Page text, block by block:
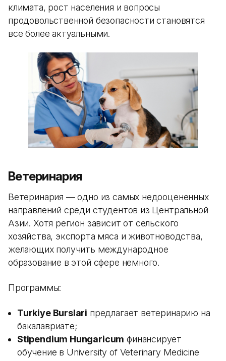
климата, рост населения и вопросы
продовольственной безопасности становятся
все более актуальными.
Ветеринария
Ветеринария — одно из самых недооцененных
направлений среди студентов из Центральной
Азии. Хотя регион зависит от сельского
хозяйства, экспорта мяса и животноводства,
желающих получить международное
образование в этой сфере немного.
Программы:
Turkiye Burslari предлагает ветеринарию на
бакалавриате;
Stipendium Hungaricum финансирует
обучение в University of Veterinary Medicine